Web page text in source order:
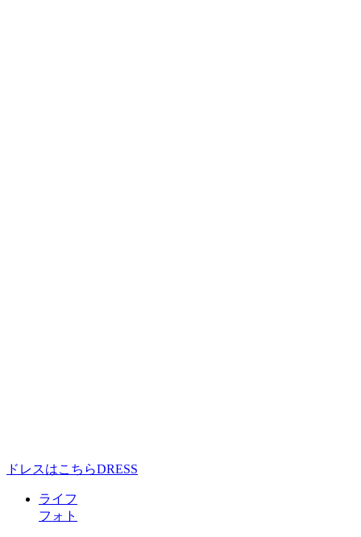
ドレスはこちらDRESS
ライフ
フォト